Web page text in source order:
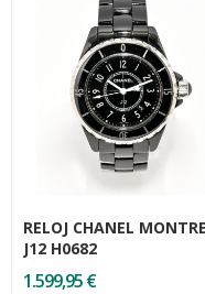
RELOJ CHANEL
J12 H0682
1.599,95 €